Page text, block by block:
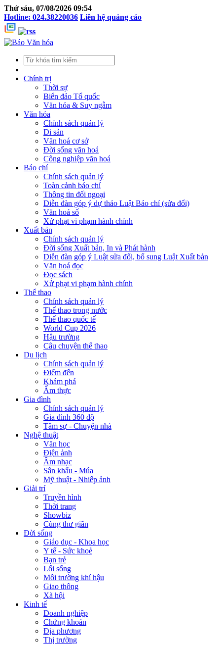
Thứ sáu, 07/08/2026 09:54
Hotline: 024.38220036 Liên hệ quảng cáo
Chính trị
Thời sự
Biển đảo Tổ quốc
Văn hóa & Suy ngẫm
Văn hóa
Chính sách quản lý
Di sản
Văn hoá cơ sở
Đời sống văn hoá
Công nghiệp văn hoá
Báo chí
Chính sách quản lý
Toàn cảnh báo chí
Thông tin đối ngoại
Diễn đàn góp ý dự thảo Luật Báo chí (sửa đổi)
Văn hoá số
Xử phạt vi phạm hành chính
Xuất bản
Chính sách quản lý
Đời sống Xuất bản, In và Phát hành
Diễn đàn góp ý Luật sửa đổi, bổ sung Luật Xuất bản
Văn hoá đọc
Đọc sách
Xử phạt vi phạm hành chính
Thể thao
Chính sách quản lý
Thể thao trong nước
Thể thao quốc tế
World Cup 2026
Hậu trường
Câu chuyện thể thao
Du lịch
Chính sách quản lý
Điểm đến
Khám phá
Ẩm thực
Gia đình
Chính sách quản lý
Gia đình 360 độ
Tâm sự - Chuyện nhà
Nghệ thuật
Văn học
Điện ảnh
Âm nhạc
Sân khấu - Múa
Mỹ thuật - Nhiếp ảnh
Giải trí
Truyền hình
Thời trang
Showbiz
Cùng thư giãn
Đời sống
Giáo dục - Khoa học
Y tế - Sức khoẻ
Bạn trẻ
Lối sống
Môi trường khí hậu
Giao thông
Xã hội
Kinh tế
Doanh nghiệp
Chứng khoán
Địa phương
Thị trường